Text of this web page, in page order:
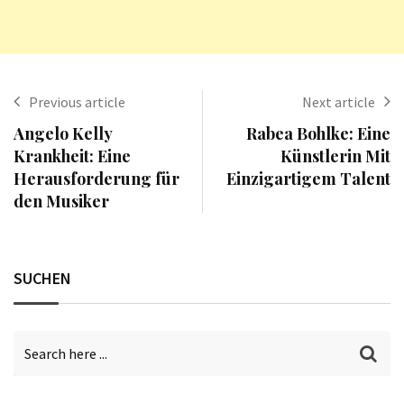
Previous article
Angelo Kelly
Krankheit: Eine
Herausforderung für
den Musiker
Next article
Rabea Bohlke: Eine
Künstlerin Mit
Einzigartigem Talent
SUCHEN